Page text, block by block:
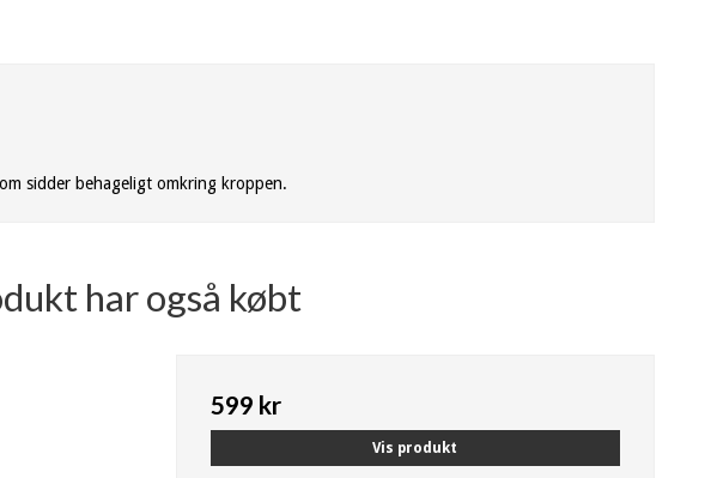
sidder behageligt omkring kroppen.
har også købt
599 kr
Vis produkt